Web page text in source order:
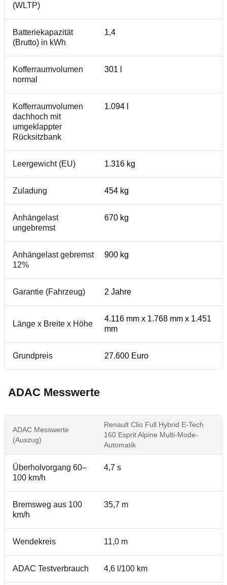
(WLTP)
Batteriekapazität
(Brutto) in kWh
1,4
Kofferraumvolumen
normal
301 l
Kofferraumvolumen
dachhoch mit
umgeklappter
Rücksitzbank
1.094 l
Leergewicht (EU) 1.316 kg
Zuladung 454 kg
Anhängelast
ungebremst
670 kg
Anhängelast gebremst
12%
900 kg
Garantie (Fahrzeug) 2 Jahre
Länge x Breite x Höhe
4.116 mm x 1.768 mm x 1.451
mm
Grundpreis 27.600 Euro
ADAC Messwerte
ADAC Messwerte
(Auszug)
Renault Clio Full Hybrid E-Tech
160 Esprit Alpine Multi-Mode-
Automatik
Überholvorgang 60–
100 km/h
4,7 s
Bremsweg aus 100
km/h
35,7 m
Wendekreis 11,0 m
ADAC Testverbrauch 4,6 l/100 km